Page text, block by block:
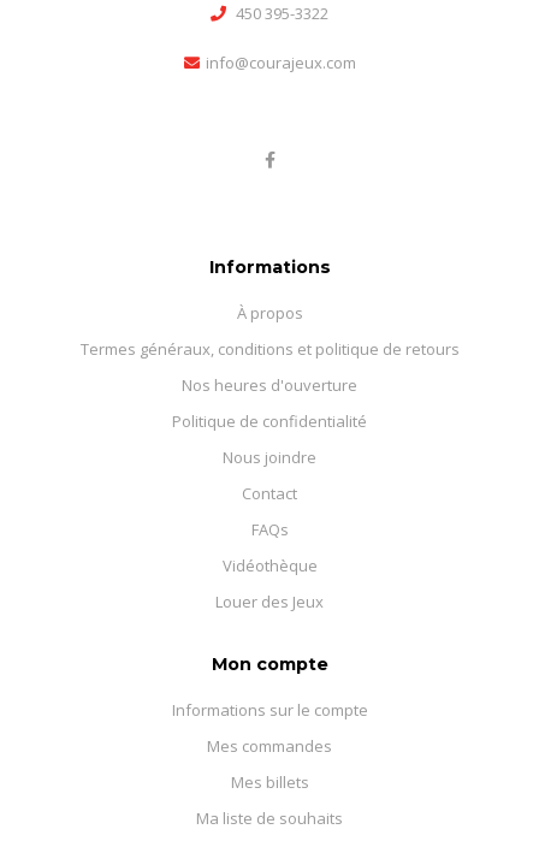
450 395-3322
info@courajeux.com
Informations
À propos
Termes généraux, conditions et politique de retours
Nos heures d'ouverture
Politique de confidentialité
Nous joindre
Contact
FAQs
Vidéothèque
Louer des Jeux
Mon compte
Informations sur le compte
Mes commandes
Mes billets
Ma liste de souhaits